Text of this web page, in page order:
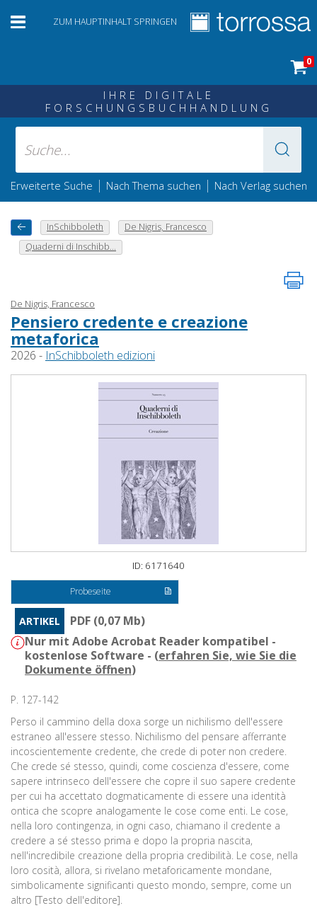
ZUM HAUPTINHALT SPRINGEN
0
IHRE DIGITALE
FORSCHUNGSBUCHHANDLUNG
Erweiterte Suche | Nach Thema suchen | Nach Verlag suchen
InSchibboleth
De Nigris, Francesco
Quaderni di Inschibb...
De Nigris, Francesco
Pensiero credente e creazione
metaforica
2026 - InSchibboleth edizioni
ID: 6171640
Probeseite
ARTIKEL
PDF (0,07 Mb)
Nur mit Adobe Acrobat Reader kompatibel -
kostenlose Software - (erfahren Sie, wie Sie die
Dokumente öffnen)
P. 127-142
Perso il cammino della doxa sorge un nichilismo dell'essere
estraneo all'essere stesso. Nichilismo del pensare afferrante
incoscientemente credente, che crede di poter non credere.
Che crede sé stesso, quindi, come coscienza d'essere, come
sapere intrinseco dell'essere che copre il suo sapere credente
per cui ha accettato dogmaticamente di essere una identità
ontica che scopre analogamente le cose come enti. Le cose,
nella loro contingenza, in ogni caso, chiamano il credente a
credere a sé stesso prima e dopo la propria nascita,
nell'incredibile creazione della propria credibilità. Le cose, nella
loro cosità, allora, si rivelano metaforicamente mondane,
simbolicamente significanti questo mondo, sempre, come un
altro [Testo dell'editore].